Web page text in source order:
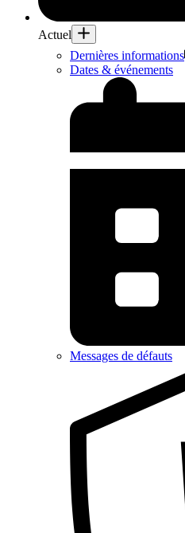
Actuel
Dernières informations
Dates & événements
Messages de défauts